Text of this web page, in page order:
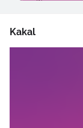
Kakal